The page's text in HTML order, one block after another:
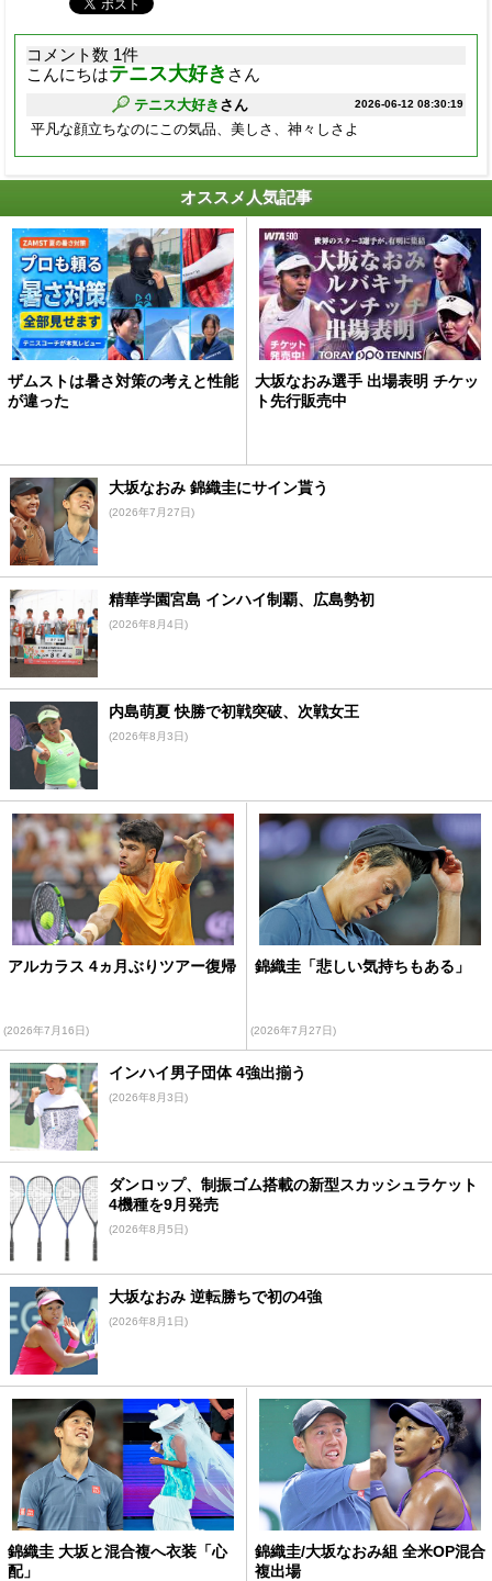
コメント数 1件
こんにちはテニス大好き さん
2026-06-12 08:30:19
テニス大好き さん
平凡な顔立ちなのにこの気品、美しさ、神々しさよ
オススメ人気記事
ザムストは暑さ対策の考えと性能
が違った
大坂なおみ選手 出場表明 チケッ
ト先行販売中
大坂なおみ 錦織圭にサイン貰う
(2026年7月27日)
精華学園宮島 インハイ制覇、広島勢初
(2026年8月4日)
内島萌夏 快勝で初戦突破、次戦女王
(2026年8月3日)
アルカラス 4ヵ月ぶりツアー復帰
(2026年7月16日)
錦織圭「悲しい気持ちもある」
(2026年7月27日)
インハイ男子団体 4強出揃う
(2026年8月3日)
ダンロップ、制振ゴム搭載の新型スカッシュラケット
4機種を9月発売
(2026年8月5日)
大坂なおみ 逆転勝ちで初の4強
(2026年8月1日)
錦織圭 大坂と混合複へ衣装「心
配」
錦織圭/大坂なおみ組 全米OP混合
複出場